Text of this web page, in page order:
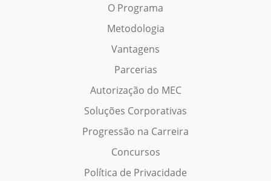
O Programa
Metodologia
Vantagens
Parcerias
Autorização do MEC
Soluções Corporativas
Progressão na Carreira
Concursos
Política de Privacidade